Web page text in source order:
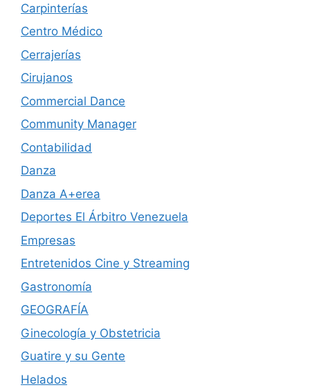
Carpinterías
Centro Médico
Cerrajerías
Cirujanos
Commercial Dance
Community Manager
Contabilidad
Danza
Danza A+erea
Deportes El Árbitro Venezuela
Empresas
Entretenidos Cine y Streaming
Gastronomía
GEOGRAFÍA
Ginecología y Obstetricia
Guatire y su Gente
Helados